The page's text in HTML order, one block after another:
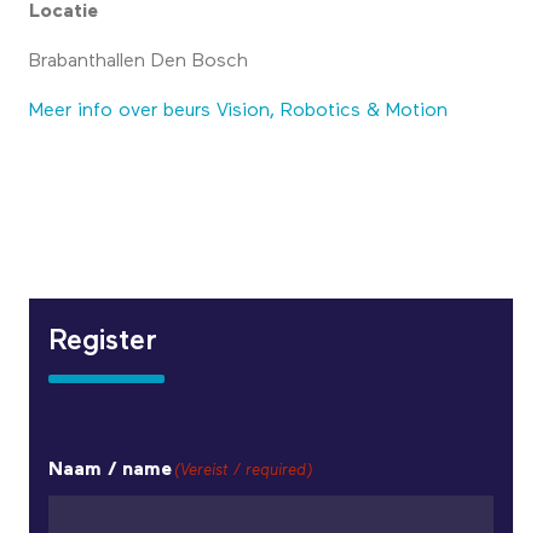
Locatie
Brabanthallen Den Bosch
Meer info over beurs Vision, Robotics & Motion
Register
Naam / name (Vereist / required)